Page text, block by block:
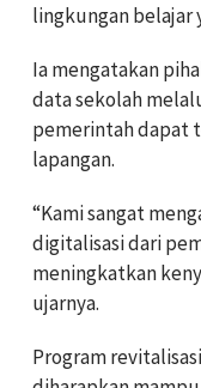
lingkungan belajar
Ia mengatakan
data sekolah
pemerintah dapat
lapangan.
“Kami sangat
digitalisasi dari
meningkatkan
ujarnya.
Program